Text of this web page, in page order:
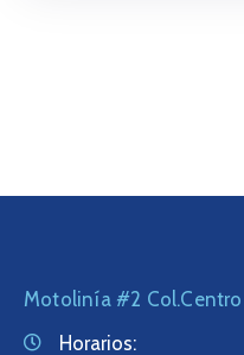
Motolinía #2 Col.Centro
Horarios: